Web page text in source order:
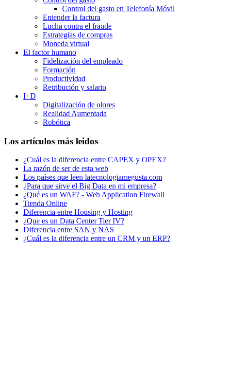
Control del gasto en Telefonía Móvil
Entender la factura
Lucha contra el fraude
Estrategias de compras
Moneda virtual
El factor humano
Fidelización del empleado
Formación
Productividad
Retribución y salario
I+D
Digitalización de olores
Realidad Aumentada
Robótica
Los artículos más leidos
¿Cuál es la diferencia entre CAPEX y OPEX?
La razón de ser de esta web
Los países que leen latecnologiamegusta.com
¿Para que sirve el Big Data en mi empresa?
¿Qué es un WAF? - Web Application Firewall
Tienda Online
Diferencia entre Housing y Hosting
¿Que es un Data Center Tier IV?
Diferencia entre SAN y NAS
¿Cuál es la diferencia entre un CRM y un ERP?